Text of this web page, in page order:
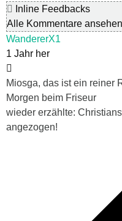
Inline Feedbacks
Alle Kommentare ansehen
WandererX1
1 Jahr her
Miosga, das ist ein reiner
Morgen beim Friseur
wieder erzählte:
angezogen!